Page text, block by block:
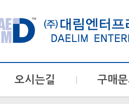
오시는길 구매